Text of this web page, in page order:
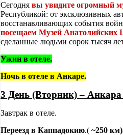
Сегодня вы увидите огромный
Республикой: от эксклюзивных
восстанавливающих события
посещаем Музей Анатолийских
сделанные людьми сорок тысяч
Ужин в отеле.
Ночь в отеле в Анкаре.
3 День (Вторник) –
Завтрак в отеле.
Переезд в Каппадокию.( ~250